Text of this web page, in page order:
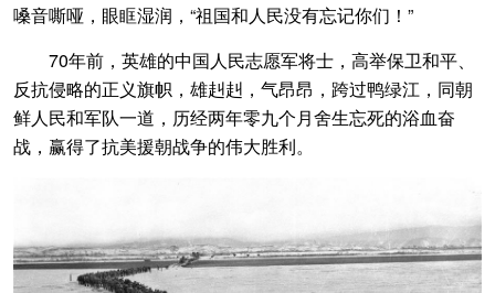
嗓音嘶哑，眼眶湿润，“祖国和人民没有忘记你们！”
70年前，英雄的中国人民志愿军将士，高举保卫和平、
反抗侵略的正义旗帜，雄赳赳，气昂昂，跨过鸭绿江，同朝
鲜人民和军队一道，历经两年零九个月舍生忘死的浴血奋
战，赢得了抗美援朝战争的伟大胜利。